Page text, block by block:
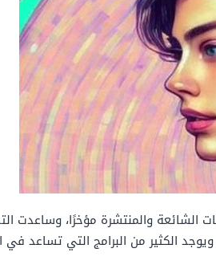
الشائعة والمنتشرة مؤخرًا، وساعدت
الكثير من البرامج التي تساعد في